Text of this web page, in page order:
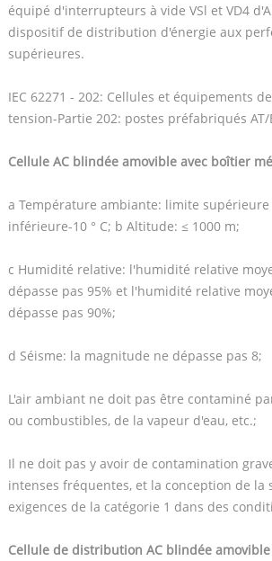
équipé d'interrupteurs à vide VSl et VD4
dispositif de distribution d'énergie aux
supérieures.
IEC 62271 - 202: Cellules et équipements
tension-Partie 202: postes préfabriqués AT/
Cellule AC blindée amovible avec boîtier
a Température ambiante: limite supérieure
inférieure-10 ° C; b Altitude: ≤ 1000 m;
c Humidité relative: l'humidité relative
dépasse pas 95% et l'humidité relative
dépasse pas 90%;
d Séisme: la magnitude ne dépasse pas 8;
L'air ambiant ne doit pas être contaminé
ou combustibles, de la vapeur d'eau, etc.;
Il ne doit pas y avoir de contamination
intenses fréquentes, et la conception de la
exigences de la catégorie 1 dans des
Cellule de distribution AC blindée